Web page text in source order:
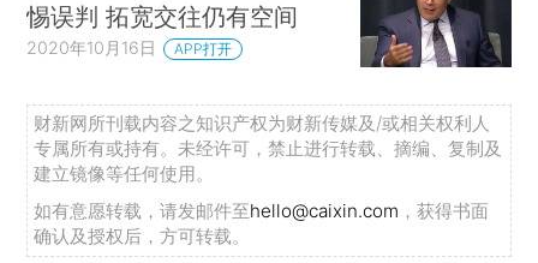
惕误判 拓宽交往仍有空间
2020年10月16日 APP打开
财新网所刊载内容之知识产权为财新传媒及/或相关权利人
专属所有或持有。未经许可，禁止进行转载、摘编、复制及
建立镜像等任何使用。
如有意愿转载，请发邮件至hello@caixin.com ，获得书面
确认及授权后，方可转载。